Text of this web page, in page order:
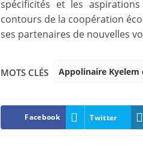
spécificités et les
contours de la coopération
ses partenaires de nouvelles
MOTS CLÉS Appolinaire Kyelem
Facebook Twitter